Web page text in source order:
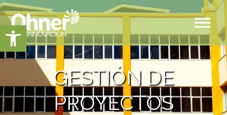
Abrir barra de herramientas
Skip
to
content
GESTIÓN DE
PROYECTOS